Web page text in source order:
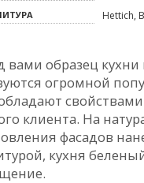
Hettich,
вами образец кухни
огромной
клиента. На
фасадов
кухня